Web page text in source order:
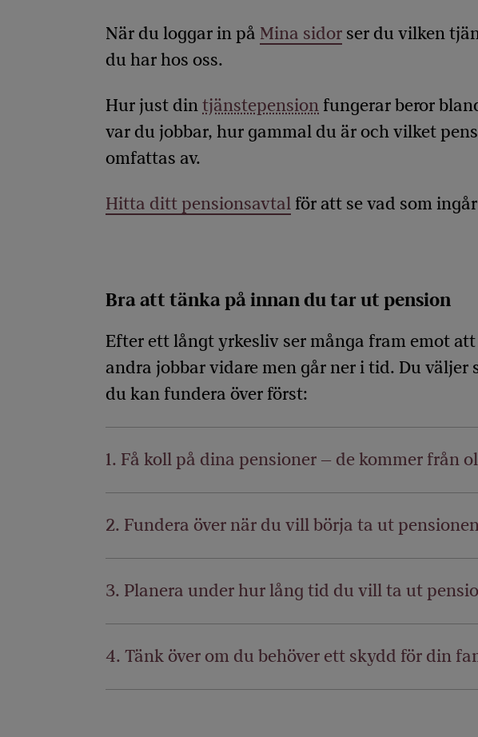
När du loggar in på Mina sidor ser du vilken
du har hos oss.
Hur just dintjänstepension fungerar beror
var du jobbar, hur gammal du är och vilket
omfattas av.
Hitta ditt pensionsavtal för att se vad som
Bra att tänka på innan du tar ut pension
Efter ett långt yrkesliv ser många fram emot
andra jobbar vidare men går ner i tid. Du
du kan fundera över först:
1. Få koll på dina pensioner – de kommer från
2. Fundera över när du vill börja ta ut
3. Planera under hur lång tid du vill ta ut
4. Tänk över om du behöver ett skydd för din